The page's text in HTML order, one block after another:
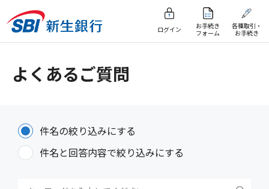
ログイン
お手続き
フォーム
各種取引・
お手続き
よくあるご質問
件名の絞り込みにする
件名と回答内容で絞り込みにする